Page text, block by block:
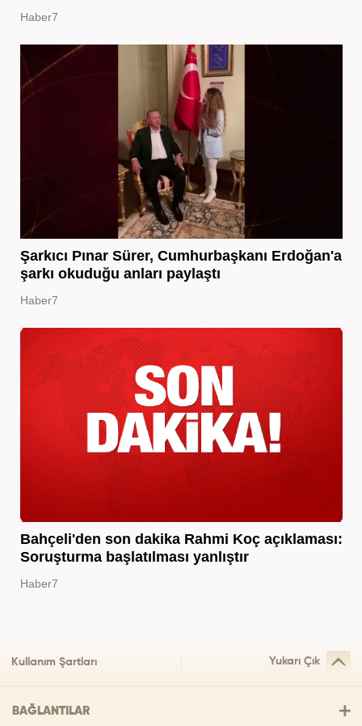
Haber7
Şarkıcı Pınar Sürer, Cumhurbaşkanı Erdoğan'a
şarkı okuduğu anları paylaştı
Haber7
Bahçeli'den son dakika Rahmi Koç açıklaması:
Soruşturma başlatılması yanlıştır
Haber7
Kullanım Şartları Yukarı Çık
BAĞLANTILAR